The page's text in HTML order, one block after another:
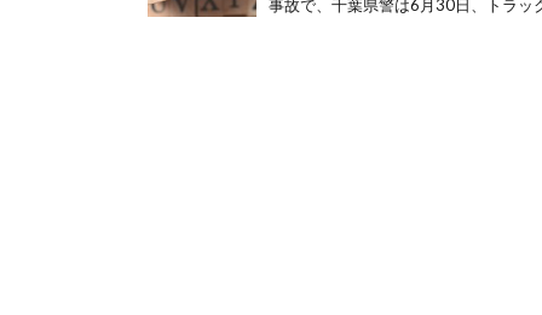
事故で、千葉県警は6月30日、トラッ